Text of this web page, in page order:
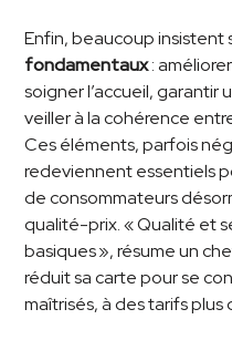
Enfin, beaucoup insistent
fondamentaux:
soigner l’accueil,
veiller à la cohérence
Ces éléments, parfois
redeviennent essentiels
de consommateurs
qualité-prix. « Qualité et
basiques », résume un
réduit sa carte pour se
maîtrisés, à des tarifs plus